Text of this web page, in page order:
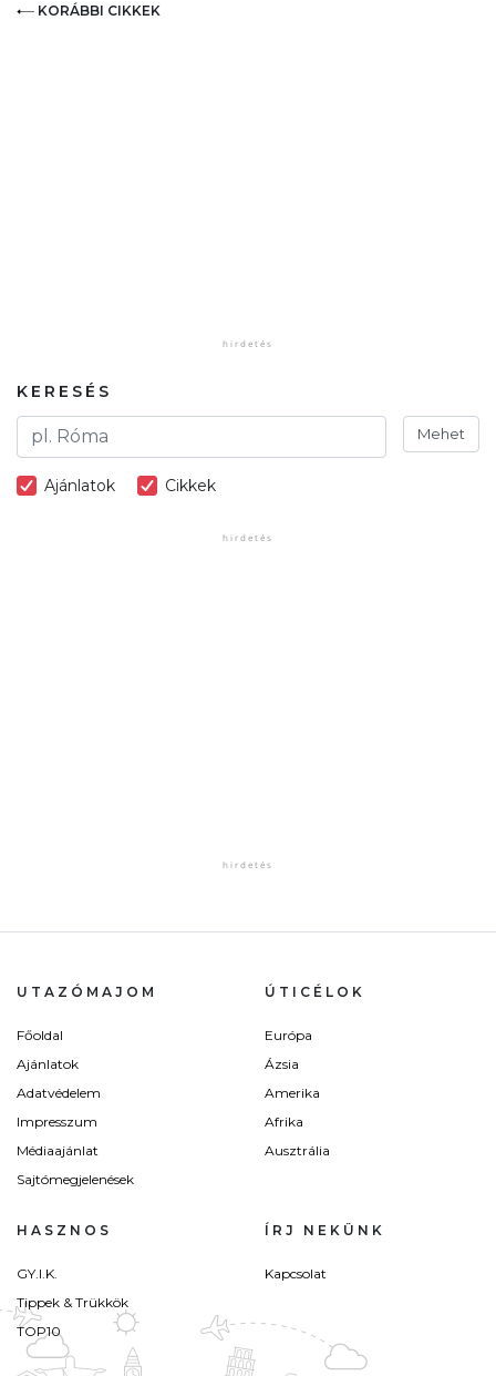
KORÁBBI CIKKEK
KERESÉS
Mehet
Ajánlatok Cikkek
UTAZÓMAJOM
Főoldal
Ajánlatok
Adatvédelem
Impresszum
Médiaajánlat
Sajtómegjelenések
ÚTICÉLOK
Európa
Ázsia
Amerika
Afrika
Ausztrália
HASZNOS
GY.I.K.
Tippek & Trükkök
TOP10
ÍRJ NEKÜNK
Kapcsolat